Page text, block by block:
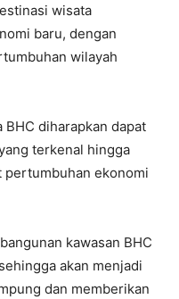
wisata
baru, dengan
wilayah
BHC diharapkan dapat
terkenal hingga
pertumbuhan ekonomi
kawasan BHC
akan menjadi
dan memberikan